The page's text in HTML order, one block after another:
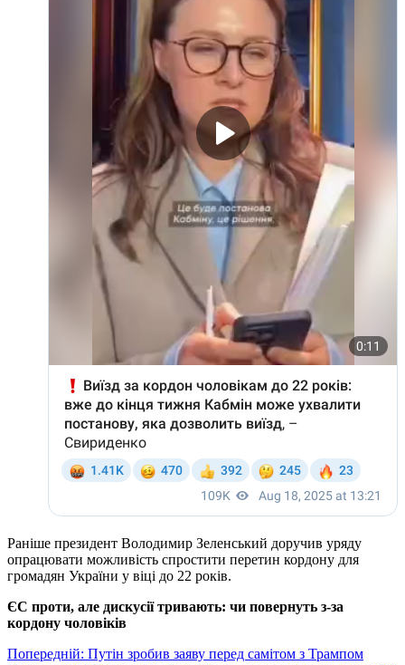
Раніше президент Володимир Зеленський доручив уряду
опрацювати можливість спростити перетин кордону для
громадян України у віці до 22 років.
ЄС проти, але дискусії тривають: чи повернуть з-за
кордону чоловіків
Навігація
Попередній: Путін зробив заяву перед самітом з Трампом